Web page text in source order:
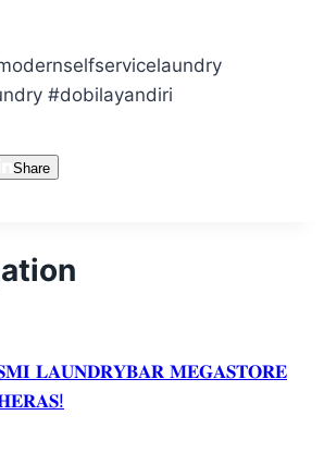
#dobilayandiri
Share
𝐋𝐀𝐔𝐍𝐃𝐑𝐘𝐁𝐀𝐑 𝐌𝐄𝐆𝐀𝐒𝐓𝐎𝐑𝐄